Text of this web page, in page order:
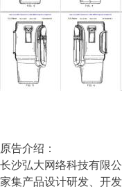
原告介绍：
长沙弘大网络科技有限
家集产品设计研发、开